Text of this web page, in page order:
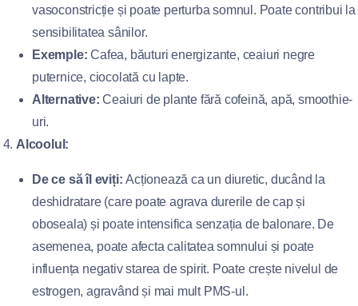
vasoconstricție și poate perturba somnul. Poate contribui la
sensibilitatea sânilor.
Exemple: Cafea, băuturi energizante, ceaiuri negre
puternice, ciocolată cu lapte.
Alternative: Ceaiuri de plante fără cofeină, apă, smoothie-
uri.
Alcoolul:
De ce să îl eviți: Acționează ca un diuretic, ducând la
deshidratare (care poate agrava durerile de cap și
oboseala) și poate intensifica senzația de balonare. De
asemenea, poate afecta calitatea somnului și poate
influența negativ starea de spirit. Poate crește nivelul de
estrogen, agravând și mai mult PMS-ul.